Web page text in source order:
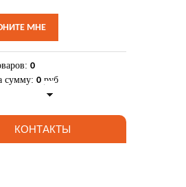
МНЕ
0
сумму: 0 руб
КОНТАКТЫ